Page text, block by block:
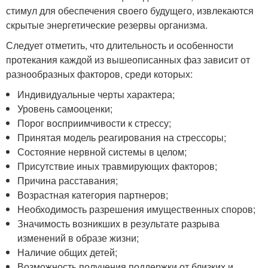
стимул для обеспечения своего будущего, извлекаются
скрытые энергетические резервы организма.
Следует отметить, что длительность и особенности
протекания каждой из вышеописанных фаз зависит от
разнообразных факторов, среди которых:
Индивидуальные черты характера;
Уровень самооценки;
Порог восприимчивости к стрессу;
Принятая модель реагирования на стрессоры;
Состояние нервной системы в целом;
Присутствие иных травмирующих факторов;
Причина расставания;
Возрастная категория партнеров;
Необходимость разрешения имущественных споров;
Значимость возникших в результате разрыва
изменений в образе жизни;
Наличие общих детей;